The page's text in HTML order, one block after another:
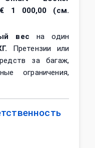
1 000,00 (см.
вес на один
Претензии или
за багаж,
ограничения,